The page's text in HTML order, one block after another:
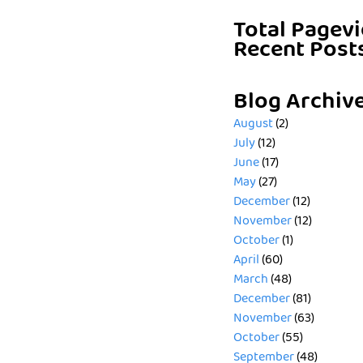
Total
Recent
Blog
August(2)
July(12)
June(17)
May(27)
December(12)
November(12)
October(1)
April(60)
March(48)
December(81)
November(63)
October(55)
September(48)